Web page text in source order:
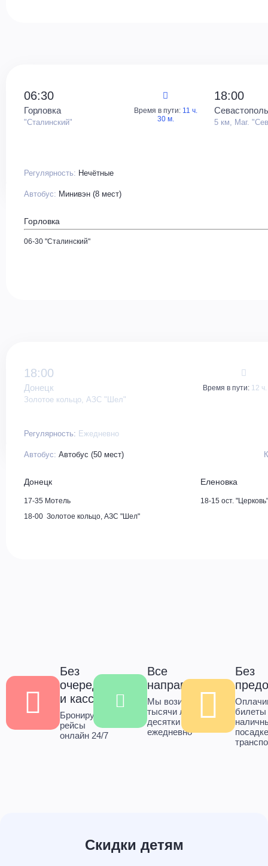
06:30
Горловка
"Сталинский"
Время в пути:11 ч.
30 м.
18:00
Севастополь
5 км, Маг.
Регулярность: Нечётные
Автобус: Минивэн (8 мест)
Горловка
06-30 "Сталинский"
18:00
Донецк
Золотое кольцо, АЗС "Шел"
Время в пути:12 ч.
Регулярность: Ежедневно
Автобус: Автобус (50 мест)
Донецк
17-35 Мотель
18-00 Золотое кольцо, АЗС "Шел"
Еленовка
18-15 ост. "Церковь"
Без
очередей
и касс
Бронируйте
рейсы
онлайн 24/7
Все
направления
Мы возим
тысячи людей в
десятки городов
ежедневно
Без
билеты
Скидки детям